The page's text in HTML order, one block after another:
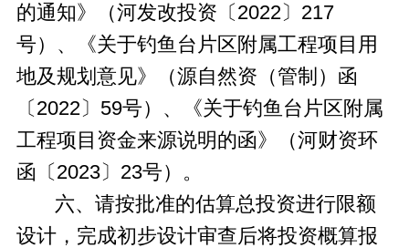
的通知》（河发改投资〔2022〕217
号）、《关于钓鱼台片区附属工程项目用
地及规划意见》（源自然资（管制）函
〔2022〕59号）、《关于钓鱼台片区附属
工程项目资金来源说明的函》（河财资环
函〔2023〕23号）。
六、请按批准的估算总投资进行限额
设计，完成初步设计审查后将投资概算报